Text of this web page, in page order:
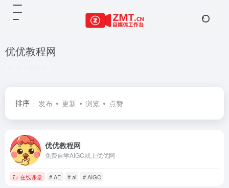
优优教程网
排序 发布 更新 浏览 点赞
优优教程网
免费自学AIGC就上优优网
在线课堂 # AE # ai # AIGC